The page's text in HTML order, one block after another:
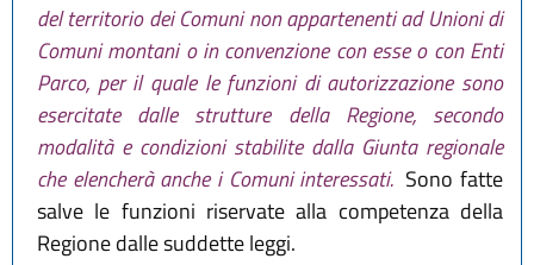
del territorio dei Comuni non appartenenti ad Unioni di
Comuni montani o in convenzione con esse o con Enti
Parco, per il quale le funzioni di autorizzazione sono
esercitate dalle strutture della Regione, secondo
modalità e condizioni stabilite dalla Giunta regionale
che elencherà anche i Comuni interessati. Sono fatte
salve le funzioni riservate alla competenza della
Regione dalle suddette leggi.